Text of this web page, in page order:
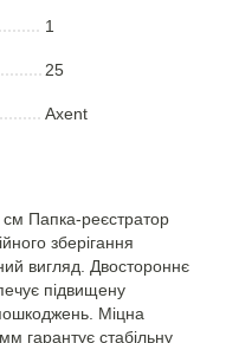
1
25
Axent
Папка-реєстратор
зберігання
вигляд. Двостороннє
підвищену
пошкоджень. Міцна
гарантує стабільну